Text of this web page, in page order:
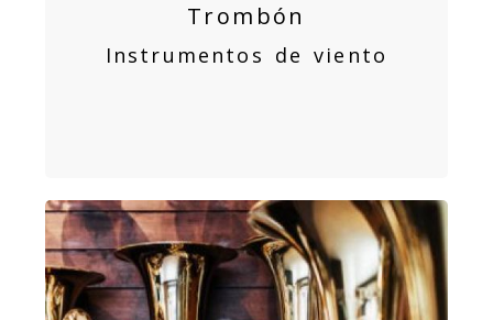
Trombón
Instrumentos de viento